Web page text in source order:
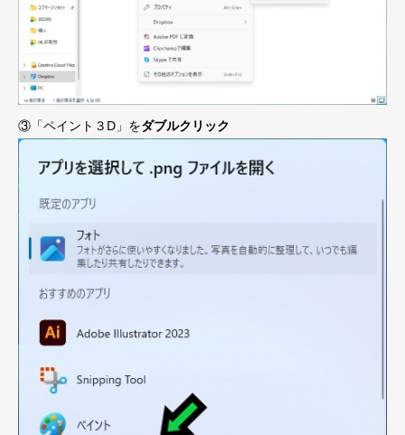
③「ペイント３D」をダブルクリック